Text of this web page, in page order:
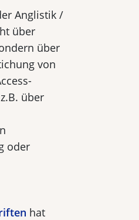
Anglistik /
über
über
von
über
oder
hat